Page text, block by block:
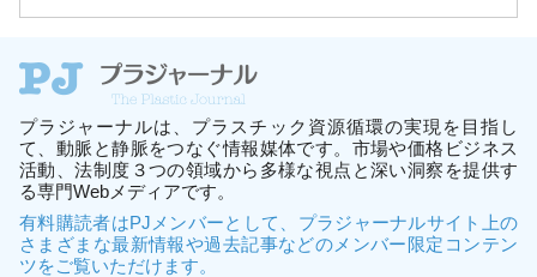
プラジャーナルは、プラスチック資源循環の実現を目指し
て、動脈と静脈をつなぐ情報媒体です。市場や価格ビジネス
活動、法制度３つの領域から多様な視点と深い洞察を提供す
る専門Webメディアです。
有料購読者はPJメンバーとして、プラジャーナルサイト上の
さまざまな最新情報や過去記事などのメンバー限定コンテン
ツをご覧いただけます。